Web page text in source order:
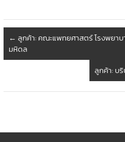
← ลูกค้า: คณะแพทยศาสตร์ โรงพยา
มหิดล
ลูกค้า: บ